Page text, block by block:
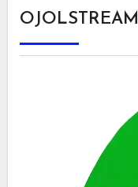
OJOLSTREAM